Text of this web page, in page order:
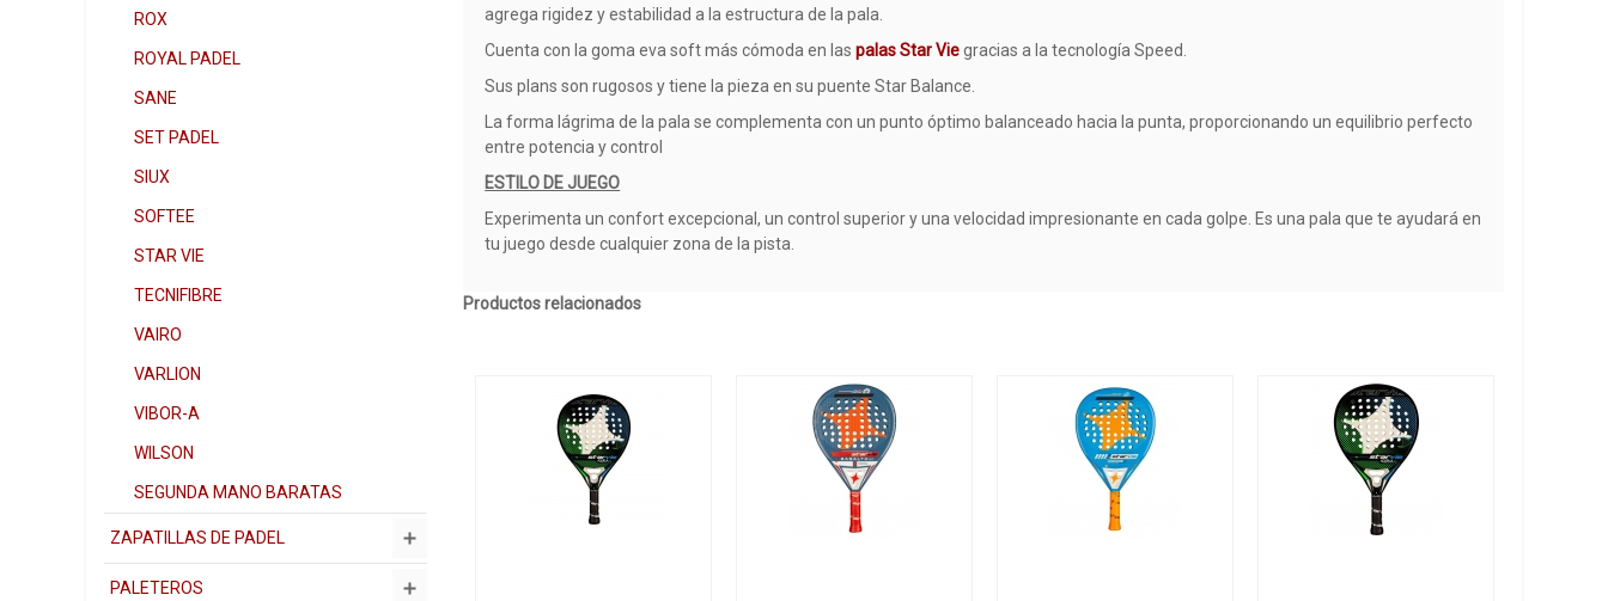
ROX
ROYAL PADEL
SANE
SET PADEL
SIUX
SOFTEE
STAR VIE
TECNIFIBRE
VAIRO
VARLION
VIBOR-A
WILSON
SEGUNDA MANO BARATAS
ZAPATILLAS DE PADEL
PALETEROS
agrega rigidez y estabilidad a la estructura de la pala.
Cuenta con la goma eva soft más cómoda en laspalas Star Viegracias a la tecnología Speed.
Sus plans son rugosos y tiene la pieza en su puente Star Balance.
La forma lágrima de la pala se complementa con un punto óptimo balanceado hacia la punta, proporcionando un equilibrio perfecto
entre potencia y control
ESTILO DE JUEGO
Experimenta un confort excepcional, un control superior y una velocidad impresionante en cada golpe. Es una pala que te ayudará en
tu juego desde cualquier zona de la pista.
Productos relacionados